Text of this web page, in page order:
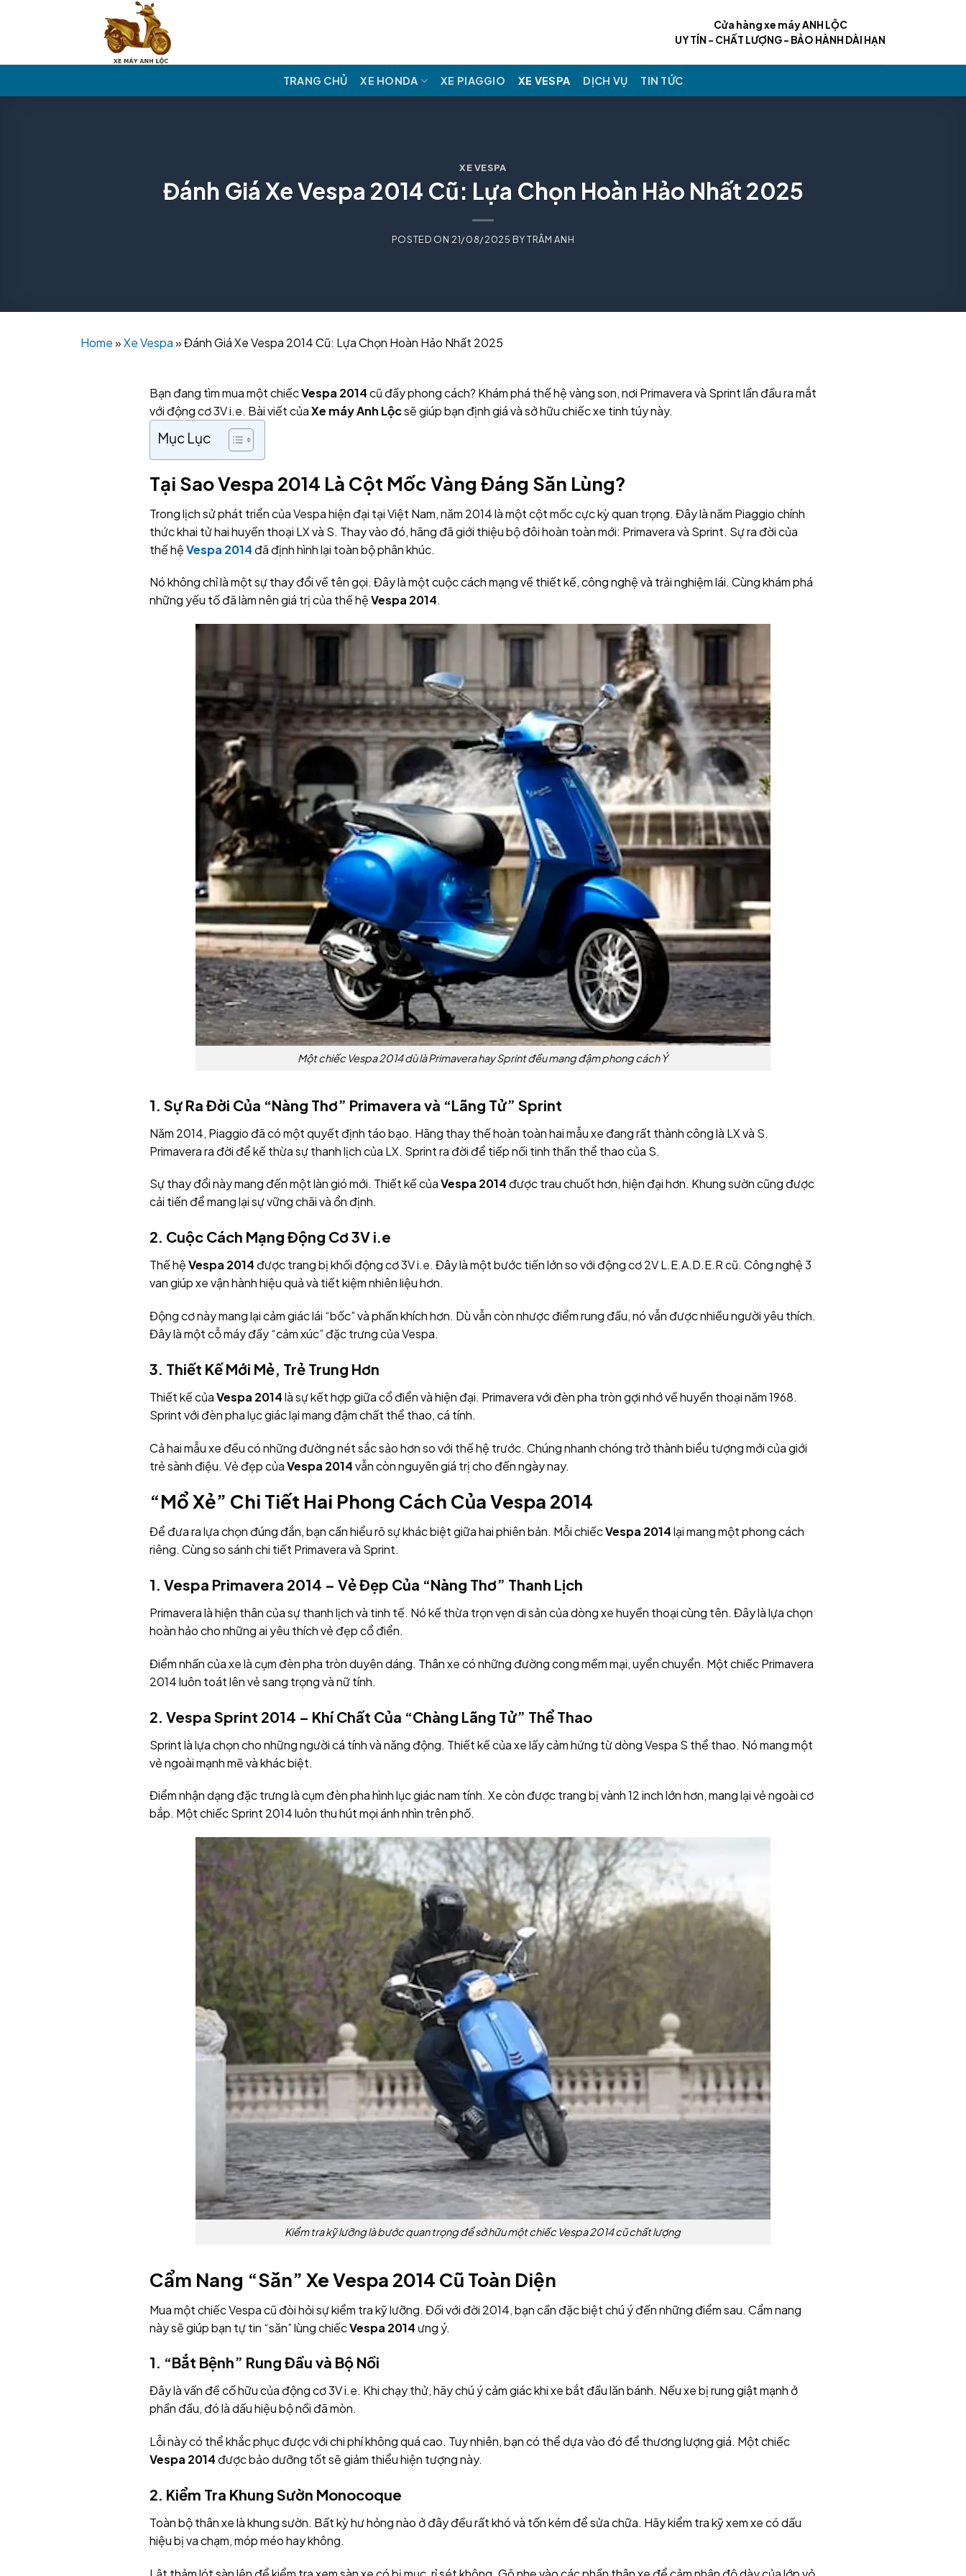
Cửa hàng xe máy ANH LỘC
UY TÍN - CHẤT LƯỢNG - BẢO HÀNH DÀI HẠN
TRANG CHỦ XE HONDA XE PIAGGIO XE VESPA DỊCH VỤ TIN TỨC
XE VESPA
Đánh Giá Xe Vespa 2014 Cũ: Lựa Chọn Hoàn Hảo Nhất 2025
POSTED ON 21/08/2025 BYTRÂM ANH
Home»Xe Vespa»Đánh Giá Xe Vespa 2014 Cũ: Lựa Chọn Hoàn Hảo Nhất 2025
Bạn đang tìm mua một chiếcVespa 2014cũ đầy phong cách? Khám phá thế hệ vàng son, nơi Primavera và Sprint lần đầu ra mắt
với động cơ 3V i.e. Bài viết củaXe máy Anh Lộcsẽ giúp bạn định giá và sở hữu chiếc xe tinh túy này.
Mục Lục
Tại Sao Vespa 2014 Là Cột Mốc Vàng Đáng Săn Lùng?
Trong lịch sử phát triển của Vespa hiện đại tại Việt Nam, năm 2014 là một cột mốc cực kỳ quan trọng. Đây là năm Piaggio chính
thức khai tử hai huyền thoại LX và S. Thay vào đó, hãng đã giới thiệu bộ đôi hoàn toàn mới: Primavera và Sprint. Sự ra đời của
thế hệVespa 2014 đã định hình lại toàn bộ phân khúc.
Nó không chỉ là một sự thay đổi về tên gọi. Đây là một cuộc cách mạng về thiết kế, công nghệ và trải nghiệm lái. Cùng khám phá
những yếu tố đã làm nên giá trị của thế hệVespa 2014.
Một chiếc Vespa 2014 dù là Primavera hay Sprint đều mang đậm phong cách Ý
1. Sự Ra Đời Của “Nàng Thơ” Primavera và “Lãng Tử” Sprint
Năm 2014, Piaggio đã có một quyết định táo bạo. Hãng thay thế hoàn toàn hai mẫu xe đang rất thành công là LX và S.
Primavera ra đời để kế thừa sự thanh lịch của LX. Sprint ra đời để tiếp nối tinh thần thể thao của S.
Sự thay đổi này mang đến một làn gió mới. Thiết kế củaVespa 2014 được trau chuốt hơn, hiện đại hơn. Khung sườn cũng được
cải tiến để mang lại sự vững chãi và ổn định.
2. Cuộc Cách Mạng Động Cơ 3V i.e
Thế hệVespa 2014 được trang bị khối động cơ 3V i.e. Đây là một bước tiến lớn so với động cơ 2V L.E.A.D.E.R cũ. Công nghệ 3
van giúp xe vận hành hiệu quả và tiết kiệm nhiên liệu hơn.
Động cơ này mang lại cảm giác lái “bốc” và phấn khích hơn. Dù vẫn còn nhược điểm rung đầu, nó vẫn được nhiều người yêu thích.
Đây là một cỗ máy đầy “cảm xúc” đặc trưng của Vespa.
3. Thiết Kế Mới Mẻ, Trẻ Trung Hơn
Thiết kế củaVespa 2014là sự kết hợp giữa cổ điển và hiện đại. Primavera với đèn pha tròn gợi nhớ về huyền thoại năm 1968.
Sprint với đèn pha lục giác lại mang đậm chất thể thao, cá tính.
Cả hai mẫu xe đều có những đường nét sắc sảo hơn so với thế hệ trước. Chúng nhanh chóng trở thành biểu tượng mới của giới
trẻ sành điệu. Vẻ đẹp củaVespa 2014vẫn còn nguyên giá trị cho đến ngày nay.
“Mổ Xẻ” Chi Tiết Hai Phong Cách Của Vespa 2014
Để đưa ra lựa chọn đúng đắn, bạn cần hiểu rõ sự khác biệt giữa hai phiên bản. Mỗi chiếcVespa 2014lại mang một phong cách
riêng. Cùng so sánh chi tiết Primavera và Sprint.
1. Vespa Primavera 2014 – Vẻ Đẹp Của “Nàng Thơ” Thanh Lịch
Primavera là hiện thân của sự thanh lịch và tinh tế. Nó kế thừa trọn vẹn di sản của dòng xe huyền thoại cùng tên. Đây là lựa chọn
hoàn hảo cho những ai yêu thích vẻ đẹp cổ điển.
Điểm nhấn của xe là cụm đèn pha tròn duyên dáng. Thân xe có những đường cong mềm mại, uyển chuyển. Một chiếc Primavera
2014 luôn toát lên vẻ sang trọng và nữ tính.
2. Vespa Sprint 2014 – Khí Chất Của “Chàng Lãng Tử” Thể Thao
Sprint là lựa chọn cho những người cá tính và năng động. Thiết kế của xe lấy cảm hứng từ dòng Vespa S thể thao. Nó mang một
vẻ ngoài mạnh mẽ và khác biệt.
Điểm nhận dạng đặc trưng là cụm đèn pha hình lục giác nam tính. Xe còn được trang bị vành 12 inch lớn hơn, mang lại vẻ ngoài cơ
bắp. Một chiếc Sprint 2014 luôn thu hút mọi ánh nhìn trên phố.
Kiểm tra kỹ lưỡng là bước quan trọng để sở hữu một chiếc Vespa 2014 cũ chất lượng
Cẩm Nang “Săn” Xe Vespa 2014 Cũ Toàn Diện
Mua một chiếc Vespa cũ đòi hỏi sự kiểm tra kỹ lưỡng. Đối với đời 2014, bạn cần đặc biệt chú ý đến những điểm sau. Cẩm nang
này sẽ giúp bạn tự tin “săn” lùng chiếcVespa 2014 ưng ý.
1. “Bắt Bệnh” Rung Đầu và Bộ Nồi
Đây là vấn đề cố hữu của động cơ 3V i.e. Khi chạy thử, hãy chú ý cảm giác khi xe bắt đầu lăn bánh. Nếu xe bị rung giật mạnh ở
phần đầu, đó là dấu hiệu bộ nồi đã mòn.
Lỗi này có thể khắc phục được với chi phí không quá cao. Tuy nhiên, bạn có thể dựa vào đó để thương lượng giá. Một chiếc
Vespa 2014 được bảo dưỡng tốt sẽ giảm thiểu hiện tượng này.
2. Kiểm Tra Khung Sườn Monocoque
Toàn bộ thân xe là khung sườn. Bất kỳ hư hỏng nào ở đây đều rất khó và tốn kém để sửa chữa. Hãy kiểm tra kỹ xem xe có dấu
hiệu bị va chạm, móp méo hay không.